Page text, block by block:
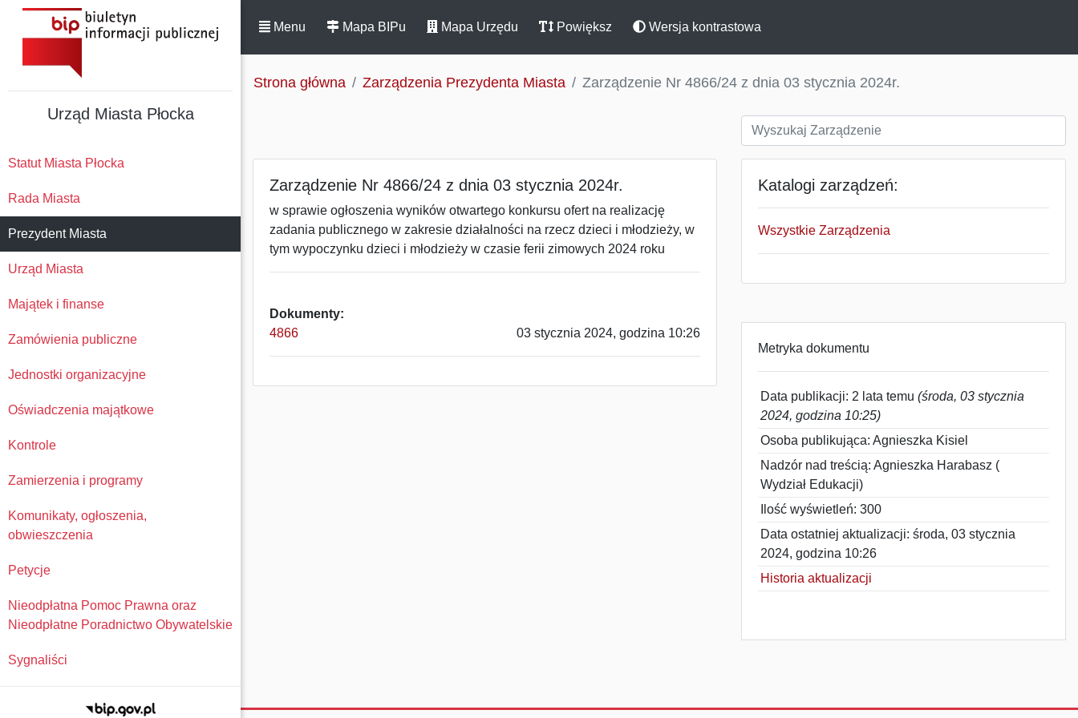
Urząd Miasta Płocka
Statut Miasta Płocka
Rada Miasta
Prezydent Miasta
Urząd Miasta
Majątek i finanse
Zamówienia publiczne
Jednostki organizacyjne
Oświadczenia majątkowe
Kontrole
Zamierzenia i programy
Komunikaty, ogłoszenia,
obwieszczenia
Petycje
Nieodpłatna Pomoc Prawna oraz
Nieodpłatne Poradnictwo Obywatelskie
Sygnaliści
Menu Mapa BIPu Mapa Urzędu Powiększ Wersja kontrastowa
Strona główna Zarządzenia Prezydenta Miasta Zarządzenie Nr 4866/24 z dnia 03 stycznia 2024r.
Zarządzenie Nr 4866/24 z dnia 03 stycznia 2024r.
w sprawie ogłoszenia wyników otwartego konkursu ofert na realizację
zadania publicznego w zakresie działalności na rzecz dzieci i młodzieży, w
tym wypoczynku dzieci i młodzieży w czasie ferii zimowych 2024 roku
Dokumenty:
4866
03 stycznia 2024, godzina 10:26
Katalogi zarządzeń:
Wszystkie Zarządzenia
Metryka dokumentu
Data publikacji: 2 lata temu (środa, 03 stycznia
2024, godzina 10:25)
Osoba publikująca: Agnieszka Kisiel
Nadzór nad treścią: Agnieszka Harabasz (
Wydział Edukacji)
Ilość wyświetleń: 300
Data ostatniej aktualizacji: środa, 03 stycznia
2024, godzina 10:26
Historia aktualizacji